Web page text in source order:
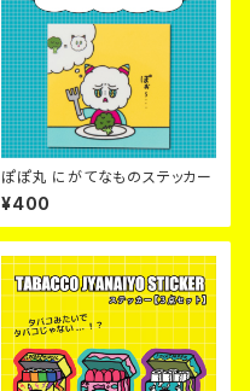
ぽぽ丸 にがてなものステッカー
¥400